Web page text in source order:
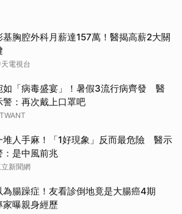
基胸腔外科月薪達157萬！醫揭高薪2大關
電視台
如「病毒盛宴」！暑假3流行病齊發 醫
警：再次戴上口罩吧
堆人手麻！「1好現象」反而最危險 醫示
：是中風前兆
立新聞網
為腸躁症！友看診倒地竟是大腸癌4期
家曝親身經歷